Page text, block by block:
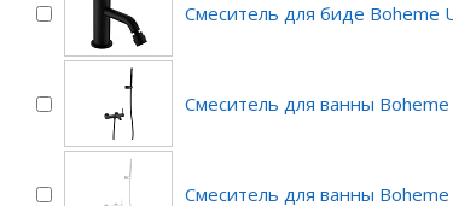
Смеситель для биде Boheme
Смеситель для ванны
Смеситель для ванны